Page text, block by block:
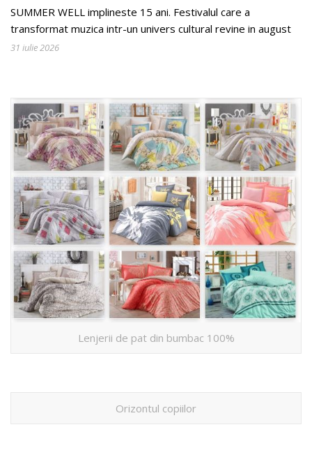
SUMMER WELL implineste 15 ani. Festivalul care a
transformat muzica intr-un univers cultural revine in august
31 iulie 2026
Lenjerii de pat din bumbac 100%
Orizontul copiilor